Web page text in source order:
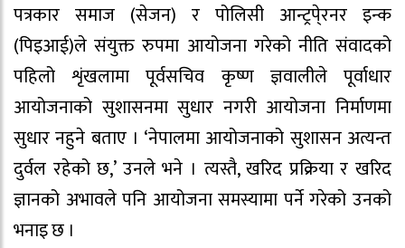
पत्रकार समाज (सेजन) र पोलिसी आन्ट्रपे्रनर इन्क
(पिइआई)ले संयुक्त रुपमा आयोजना गरेको नीति संवादको
पहिलो शृंखलामा पूर्वसचिव कृष्ण ज्ञवालीले पूर्वाधार
आयोजनाको सुशासनमा सुधार नगरी आयोजना निर्माणमा
सुधार नहुने बताए । ‘नेपालमा आयोजनाको सुशासन अत्यन्त
दुर्वल रहेको छ,’ उनले भने । त्यस्तै, खरिद प्रक्रिया र खरिद
ज्ञानको अभावले पनि आयोजना समस्यामा पर्ने गरेको उनको
भनाइ छ ।